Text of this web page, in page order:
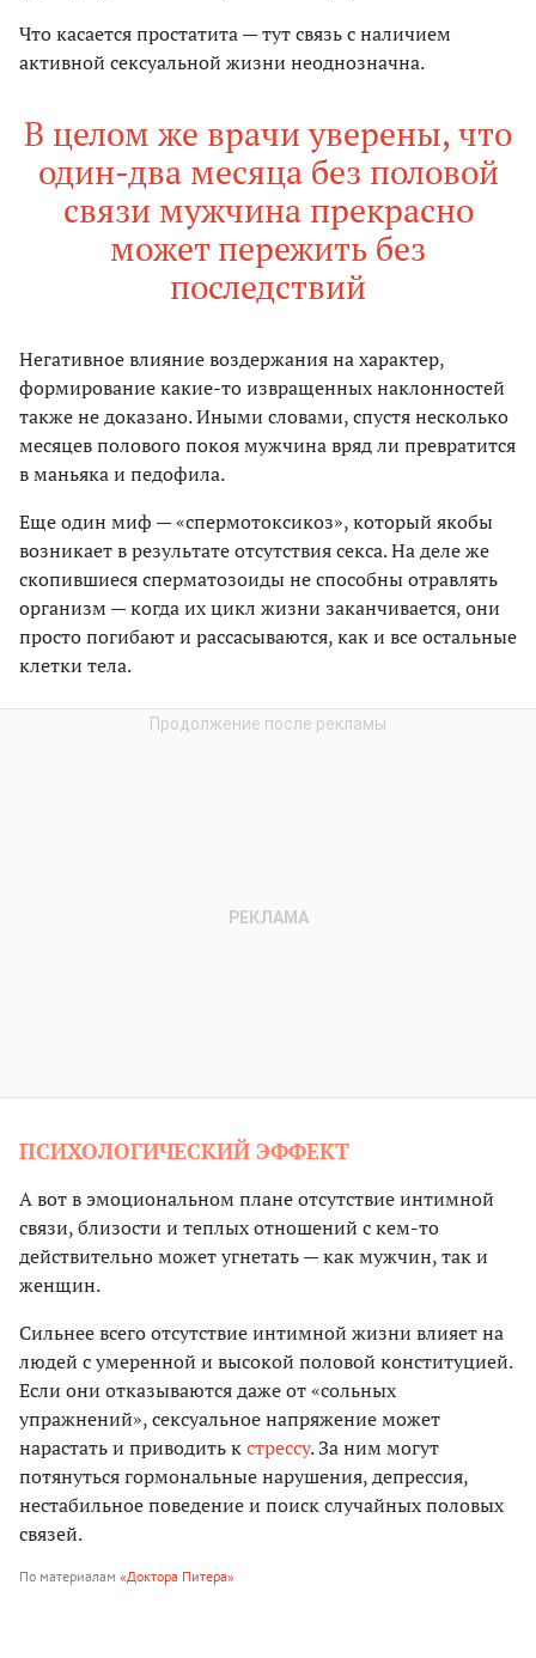
Что касается простатита — тут связь с наличием
активной сексуальной жизни неоднозначна.
В целом же врачи уверены, что
один-два месяца без половой
связи мужчина прекрасно
может пережить без
последствий
Негативное влияние воздержания на характер,
формирование какие-то извращенных наклонностей
также не доказано. Иными словами, спустя несколько
месяцев полового покоя мужчина вряд ли превратится
в маньяка и педофила.
Еще один миф — «спермотоксикоз», который якобы
возникает в результате отсутствия секса. На деле же
скопившиеся сперматозоиды не способны отравлять
организм — когда их цикл жизни заканчивается, они
просто погибают и рассасываются, как и все остальные
клетки тела.
ПСИХОЛОГИЧЕСКИЙ ЭФФЕКТ
А вот в эмоциональном плане отсутствие интимной
связи, близости и теплых отношений с кем-то
действительно может угнетать — как мужчин, так и
женщин.
Сильнее всего отсутствие интимной жизни влияет на
людей с умеренной и высокой половой конституцией.
Если они отказываются даже от «сольных
упражнений», сексуальное напряжение может
нарастать и приводить кстрессу. За ним могут
потянуться гормональные нарушения, депрессия,
нестабильное поведение и поиск случайных половых
связей.
По материалам «Доктора Питера»